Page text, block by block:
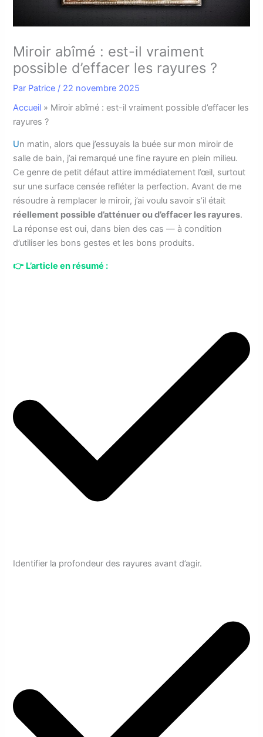
Miroir abîmé : est-il vraiment
possible d’effacer les rayures ?
Par Patrice / 22 novembre 2025
Accueil » Miroir abîmé : est-il vraiment possible d’effacer les
rayures ?
Un matin, alors que j’essuyais la buée sur mon miroir de
salle de bain, j’ai remarqué une fine rayure en plein milieu.
Ce genre de petit défaut attire immédiatement l’œil, surtout
sur une surface censée refléter la perfection. Avant de me
résoudre à remplacer le miroir, j’ai voulu savoir s’il était
réellement possible d’atténuer ou d’effacer les rayures.
La réponse est oui, dans bien des cas — à condition
d’utiliser les bons gestes et les bons produits.
👉 L’article en résumé :
Identifier la profondeur des rayures avant d’agir.